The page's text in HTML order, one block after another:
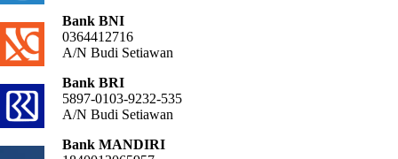
Bank BNI
0364412716
A/N Budi Setiawan
Bank BRI
5897-0103-9232-535
A/N Budi Setiawan
Bank MANDIRI